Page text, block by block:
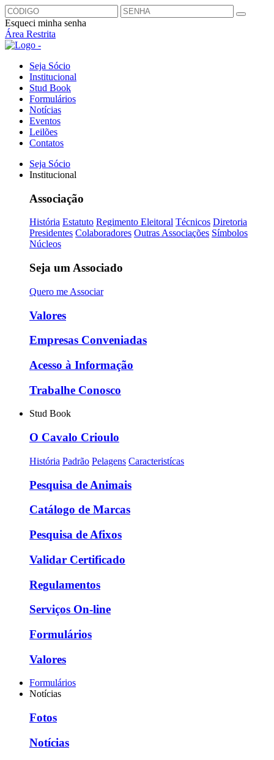
Esqueci minha senha
Área Restrita
Seja Sócio
Institucional
Stud Book
Formulários
Notícias
Eventos
Leilões
Contatos
Seja Sócio
Institucional
Associação
História Estatuto Regimento Eleitoral Técnicos Diretoria
Presidentes Colaboradores Outras Associações Símbolos
Núcleos
Seja um Associado
Quero me Associar
Valores
Empresas Conveniadas
Acesso à Informação
Trabalhe Conosco
Stud Book
O Cavalo Crioulo
História Padrão Pelagens Caracteristícas
Pesquisa de Animais
Catálogo de Marcas
Pesquisa de Afixos
Validar Certificado
Regulamentos
Serviços On-line
Formulários
Valores
Formulários
Notícias
Fotos
Notícias